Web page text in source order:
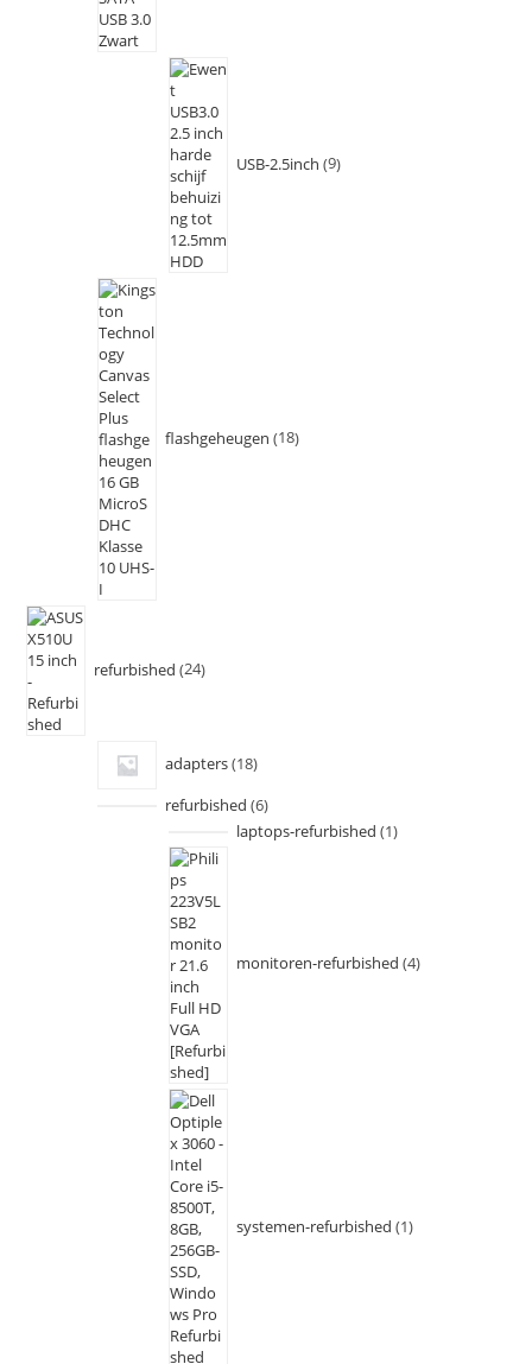
USB-2.5inch 9
flashgeheugen 18
refurbished 24
adapters 18
refurbished 6
laptops-refurbished 1
monitoren-refurbished 4
systemen-refurbished 1